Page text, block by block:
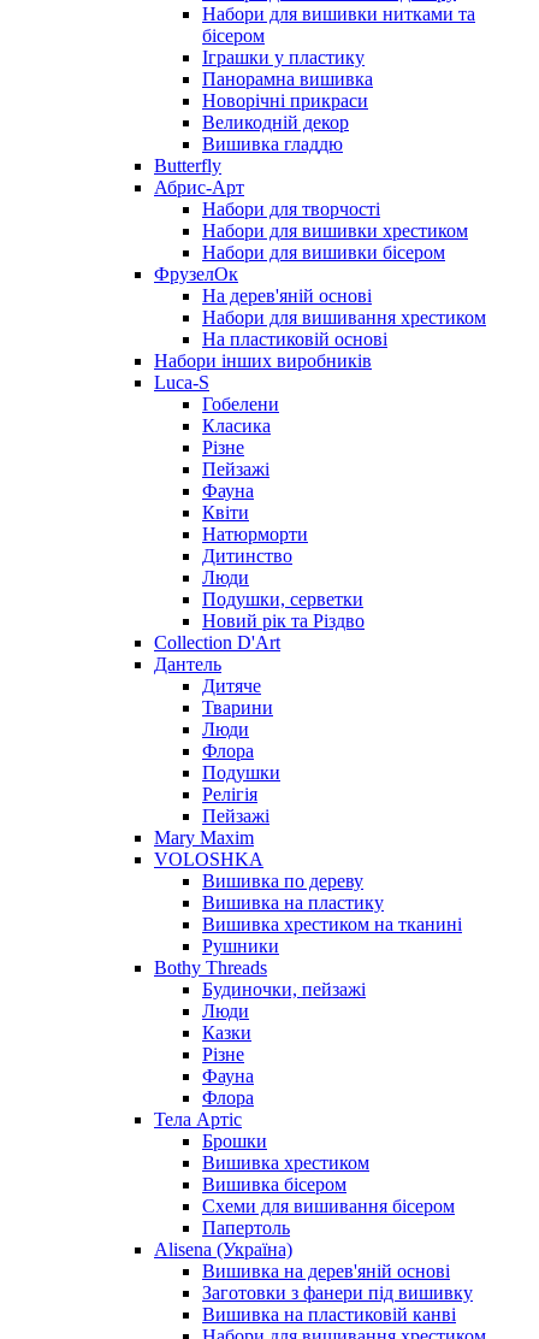
Набори для вишивки нитками та
бісером
Іграшки у пластику
Панорамна вишивка
Новорічні прикраси
Великодній декор
Вишивка гладдю
Butterfly
Абрис-Арт
Набори для творчості
Набори для вишивки хрестиком
Набори для вишивки бісером
ФрузелОк
На дерев'яній основі
Набори для вишивання хрестиком
На пластиковій основі
Набори інших виробників
Luca-S
Гобелени
Класика
Різне
Пейзажі
Фауна
Квіти
Натюрморти
Дитинство
Люди
Подушки, серветки
Новий рік та Різдво
Collection D'Art
Дантель
Дитяче
Тварини
Люди
Флора
Подушки
Релігія
Пейзажі
Mary Maxim
VOLOSHKA
Вишивка по дереву
Вишивка на пластику
Вишивка хрестиком на тканині
Рушники
Bothy Threads
Будиночки, пейзажі
Люди
Казки
Різне
Фауна
Флора
Тела Артіс
Брошки
Вишивка хрестиком
Вишивка бісером
Схеми для вишивання бісером
Папертоль
Alisena (Україна)
Вишивка на дерев'яній основі
Заготовки з фанери під вишивку
Вишивка на пластиковій канві